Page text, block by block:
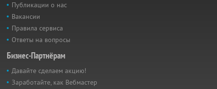
Публикации о нас
Вакансии
Правила сервиса
Ответы на вопросы
Бизнес-Партнёрам
Давайте сделаем акцию!
Заработайте, как Вебмастер